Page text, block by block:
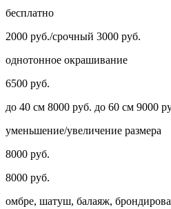
бесплатно
2000 руб./срочный 3000 руб.
однотонное окрашивание
6500 руб.
до 40 см 8000 руб. до 60 см 9000
уменьшение/увеличение размера
8000 руб.
8000 руб.
омбре, шатуш, балаяж,